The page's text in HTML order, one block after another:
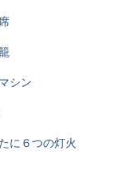
シン
に６つの灯火